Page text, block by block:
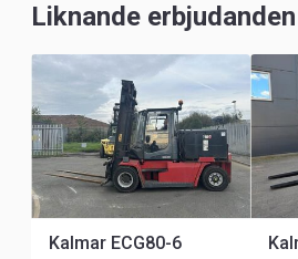
Liknande erbjudanden
Kalmar ECG80-6